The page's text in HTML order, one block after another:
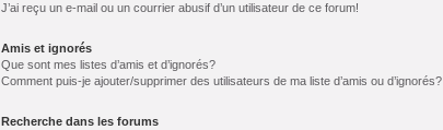
J’ai reçu un e-mail ou un courrier abusif d’un utilisateur de ce forum!
Amis et ignorés
Que sont mes listes d’amis et d’ignorés?
Comment puis-je ajouter/supprimer des utilisateurs de ma liste d’amis ou d’ignorés?
Recherche dans les forums